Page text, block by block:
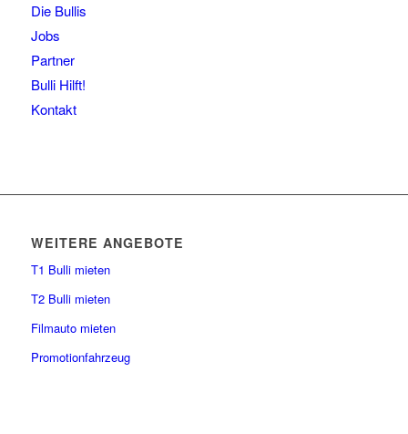
Die Bullis
Jobs
Partner
Bulli Hilft!
Kontakt
WEITERE ANGEBOTE
T1 Bulli mieten
T2 Bulli mieten
Filmauto mieten
Promotionfahrzeug